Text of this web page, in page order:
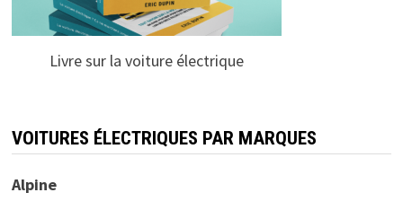
Livre sur la voiture électrique
VOITURES ÉLECTRIQUES PAR MARQUES
Alpine